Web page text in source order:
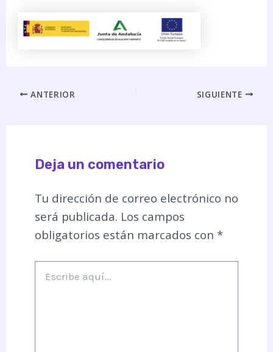
ANTERIOR SIGUIENTE
Deja un comentario
Tu dirección de correo electrónico no
será publicada. Los campos
obligatorios están marcados con *
aquí...